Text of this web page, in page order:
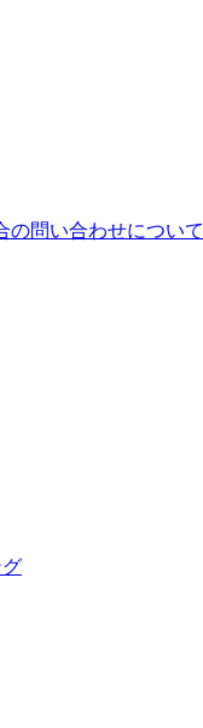
の問い合わせについて